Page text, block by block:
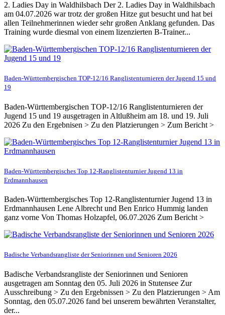
2. Ladies Day in Waldhilsbach Der 2. Ladies Day in Waldhilsbach
am 04.07.2026 war trotz der großen Hitze gut besucht und hat bei
allen Teilnehmerinnen wieder sehr großen Anklang gefunden. Das
Training wurde diesmal von einem lizenzierten B-Trainer...
Baden-Württembergischen TOP-12/16 Ranglistenturnieren der Jugend 15 und
19
Baden-Württembergischen TOP-12/16 Ranglistenturnieren der
Jugend 15 und 19 ausgetragen in Altlußheim am 18. und 19. Juli
2026 Zu den Ergebnisen > Zu den Platzierungen > Zum Bericht >
Baden-Württembergisches Top 12-Ranglistenturnier Jugend 13 in
Erdmannhausen
Baden-Württembergisches Top 12-Ranglistenturnier Jugend 13 in
Erdmannhausen Lene Albrecht und Ben Enrico Hummig landen
ganz vorne Von Thomas Holzapfel, 06.07.2026 Zum Bericht >
Badische Verbandsrangliste der Seniorinnen und Senioren 2026
Badische Verbandsrangliste der Seniorinnen und Senioren
ausgetragen am Sonntag den 05. Juli 2026 in Stutensee Zur
Ausschreibung > Zu den Ergebnissen > Zu den Platzierungen > Am
Sonntag, den 05.07.2026 fand bei unserem bewährten Veranstalter,
der...